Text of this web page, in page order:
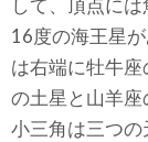
して、頂点に
16度の海王星
は右端に牡牛
の土星と山羊
小三角は三つ